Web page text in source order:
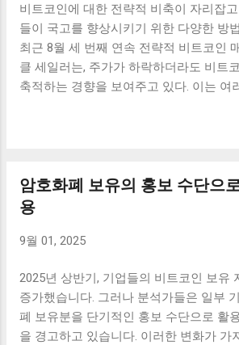
한 규제안을 제정하고 있으며, 이로 인해
계심을 가지고 비트코인을 매도하는 경
번째로, 기술적 분석 측면에서 비트코인
환경 속에서 그리폰의 주가는 단순한 기
해석될 수 있습니다. 시장 전체가 긍정적
는 상황에서 투자자들은 그리폰에 대해
표시하고 있습니다. 또한, 많은 투자자들
기회로 삼아 더 많은 자금을 투입하고 있
주는 사례입니다. 암호화폐 상장 증가가
시장에 진입하게 되면, 경쟁이 심화되면
욱 분발케 됩니다. 이렇게 증가하는 상장
변화는 투자자들에게 여러 기회를 줄뿐
를 들어, 그리폰처럼 특정 기업의 주가가
기업의 경쟁력을 증명하는 사례로 여겨
한...
비트코인에 대한 전략적 비축이 자리잡
들이 국고를 향상시키기 위한 다양한 방
최근 8월 세 번째 연속 전략적 비트코인
클 세일러는, 주가가 하락하더라도 비트
축적하는 경향을 보여주고 있다. 이는 여
주목할 만하다. 비트코인 매수 전략 지속
있다. 이러한 움직임은 비트코인이 디지
뢰성을 확보했음을 나타낸다. 마이클 세
적인 가치에 대한 믿음을 유지하는 모습
트코인을 포트폴리오에 포함시키고 있다
트코인을 매수하는 이유 중 하나는 전통
분산투자 효과를 극대화하기 위함이다.
시장 변동성에 대한 리스크를 줄이고, 안
암호화폐 보유의 홍보 수단으
용
9월 01, 2025
2025년 상반기, 기업들의 비트코인 보유
증가했습니다. 그러나 분석가들은 일부
폐 보유분을 단기적인 홍보 수단으로 활
을 경고하고 있습니다. 이러한 변화가 가